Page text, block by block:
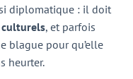
diplomatique : il doit
culturels, et parfois
blague pour qu’elle
heurter.